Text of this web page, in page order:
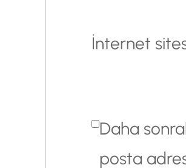
İnternet
Daha
posta